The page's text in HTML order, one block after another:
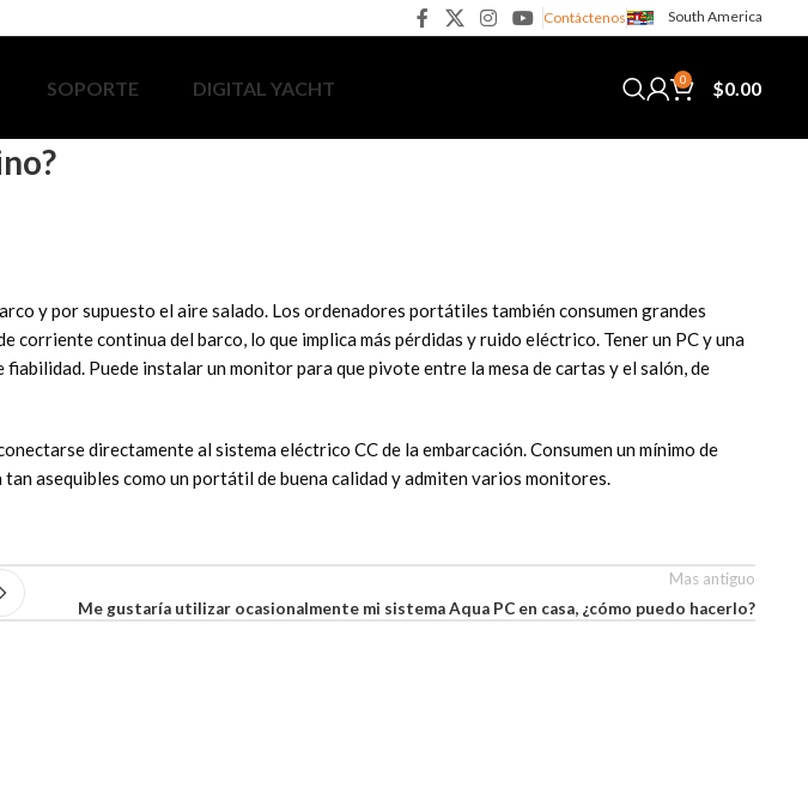
Contáctenos South America
SOPORTE DIGITAL YACHT 0 $0.00
y por supuesto el aire salado. Los ordenadores portátiles también consumen grandes
continua del barco, lo que implica más pérdidas y ruido eléctrico. Tener un PC y una
Puede instalar un monitor para que pivote entre la mesa de cartas y el salón, de
directamente al sistema eléctrico CC de la embarcación. Consumen un mínimo de
asequibles como un portátil de buena calidad y admiten varios monitores.
Mas antiguo
Me gustaría utilizar ocasionalmente mi sistema Aqua PC en casa, ¿cómo puedo hacerlo?